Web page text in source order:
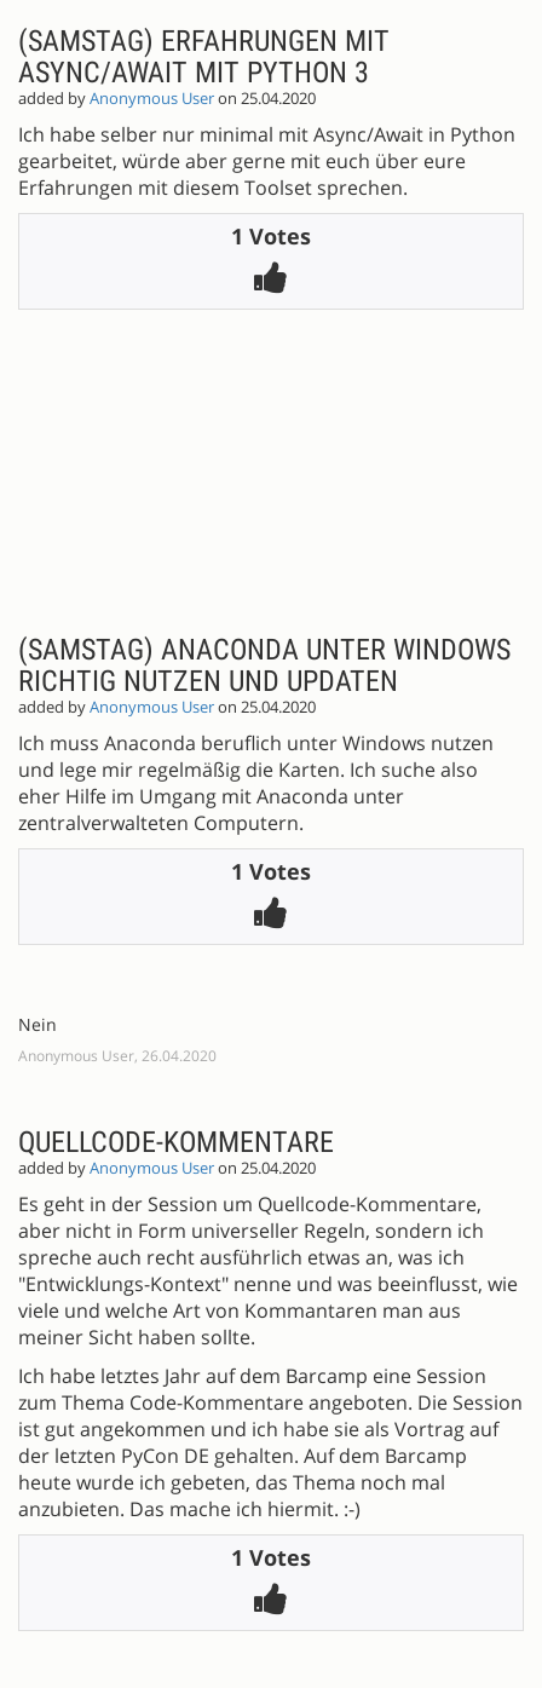
(SAMSTAG) ERFAHRUNGEN MIT
ASYNC/AWAIT MIT PYTHON 3
added byAnonymous Useron 25.04.2020
Ich habe selber nur minimal mit Async/Await in Python
gearbeitet, würde aber gerne mit euch über eure
Erfahrungen mit diesem Toolset sprechen.
1 Votes
(SAMSTAG) ANACONDA UNTER WINDOWS
RICHTIG NUTZEN UND UPDATEN
added byAnonymous Useron 25.04.2020
Ich muss Anaconda beruflich unter Windows nutzen
und lege mir regelmäßig die Karten. Ich suche also
eher Hilfe im Umgang mit Anaconda unter
zentralverwalteten Computern.
1 Votes
Nein
Anonymous User, 26.04.2020
QUELLCODE-KOMMENTARE
added byAnonymous Useron 25.04.2020
Es geht in der Session um Quellcode-Kommentare,
aber nicht in Form universeller Regeln, sondern ich
spreche auch recht ausführlich etwas an, was ich
"Entwicklungs-Kontext" nenne und was beeinflusst, wie
viele und welche Art von Kommantaren man aus
meiner Sicht haben sollte.
Ich habe letztes Jahr auf dem Barcamp eine Session
zum Thema Code-Kommentare angeboten. Die Session
ist gut angekommen und ich habe sie als Vortrag auf
der letzten PyCon DE gehalten. Auf dem Barcamp
heute wurde ich gebeten, das Thema noch mal
anzubieten. Das mache ich hiermit. :-)
1 Votes